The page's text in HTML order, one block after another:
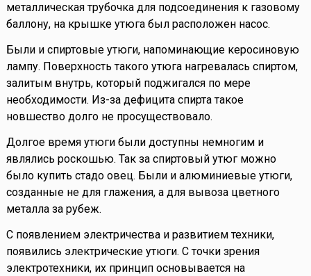
металлическая трубочка для подсоединения к газовому
баллону, на крышке утюга был расположен насос.
Были и спиртовые утюги, напоминающие керосиновую
лампу. Поверхность такого утюга нагревалась спиртом,
залитым внутрь, который поджигался по мере
необходимости. Из-за дефицита спирта такое
новшество долго не просуществовало.
Долгое время утюги были доступны немногим и
являлись роскошью. Так за спиртовый утюг можно
было купить стадо овец. Были и алюминиевые утюги,
созданные не для глажения, а для вывоза цветного
металла за рубеж.
С появлением электричества и развитием техники,
появились электрические утюги. С точки зрения
электротехники, их принцип основывается на